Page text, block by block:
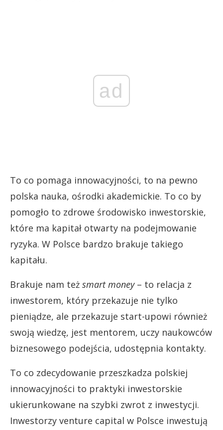
ad
To co pomaga innowacyjności, to na pewno
polska nauka, ośrodki akademickie. To co by
pomogło to zdrowe środowisko inwestorskie,
które ma kapitał otwarty na podejmowanie
ryzyka. W Polsce bardzo brakuje takiego
kapitału.
Brakuje nam też smart money– to relacja z
inwestorem, który przekazuje nie tylko
pieniądze, ale przekazuje start-upowi również
swoją wiedzę, jest mentorem, uczy naukowców
biznesowego podejścia, udostępnia kontakty.
To co zdecydowanie przeszkadza polskiej
innowacyjności to praktyki inwestorskie
ukierunkowane na szybki zwrot z inwestycji.
Inwestorzy venture capital w Polsce inwestują